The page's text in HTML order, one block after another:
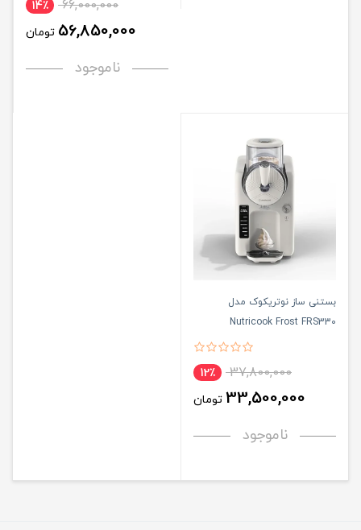
66,000,000 14٪
56,850,000 تومان
ناموجود
بستنی ساز نوتریکوک مدل
Nutricook Frost FRS330
37,800,000 12٪
33,500,000 تومان
ناموجود